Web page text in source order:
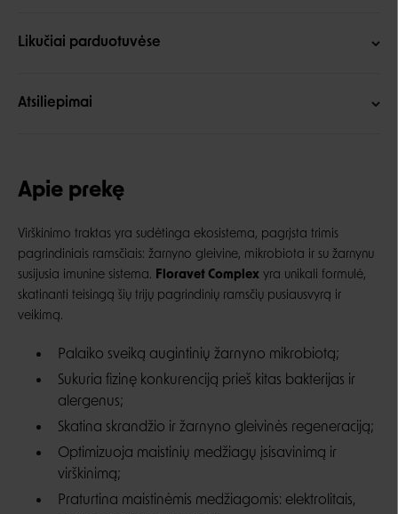
Likučiai parduotuvėse
Atsiliepimai
Apie prekę
Virškinimo traktas yra sudėtinga ekosistema, pagrįsta trimis
pagrindiniais ramsčiais: žarnyno gleivine, mikrobiota ir su žarnynu
susijusia imunine sistema. Floravet Complex yra unikali formulė,
skatinanti teisingą šių trijų pagrindinių ramsčių pusiausvyrą ir
veikimą.
Palaiko sveiką augintinių žarnyno mikrobiotą;
Sukuria fizinę konkurenciją prieš kitas bakterijas ir
alergenus;
Skatina skrandžio ir žarnyno gleivinės regeneraciją;
Optimizuoja maistinių medžiagų įsisavinimą ir
virškinimą;
Praturtina maistinėmis medžiagomis: elektrolitais,